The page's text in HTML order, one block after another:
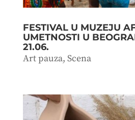
FESTIVAL U MUZEJU
UMETNOSTI U
21.06.
Art pauza, Scena